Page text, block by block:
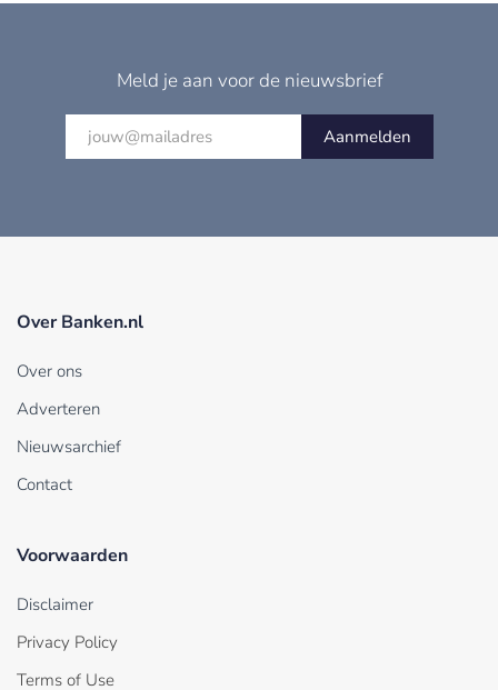
Meld je aan voor de nieuwsbrief
Aanmelden
Over Banken.nl
Over ons
Adverteren
Nieuwsarchief
Contact
Voorwaarden
Disclaimer
Privacy Policy
Terms of Use